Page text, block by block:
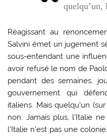
quelqu’un,
Réagissant au
Salvini émet un jugement
sous-entendant une
avoir refusé le nom de
pendant des semaines,
gouvernement qui
italiens. Mais quelqu’un
non. Jamais plus, l’Italie
l’Italie n’est pas une